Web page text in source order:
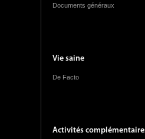
Documents généraux
Vie saine
De Facto
Activités